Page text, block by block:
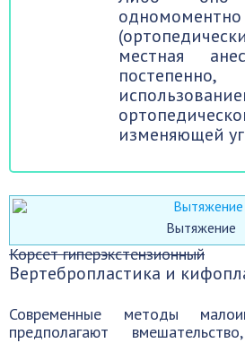
одномоментно
местная
изменяющей
Вытяжение
Корсет гиперэкстензионный
Вертебропластика и
Современные методы
предполагают